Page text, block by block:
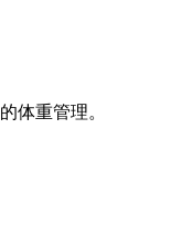
体重管理。